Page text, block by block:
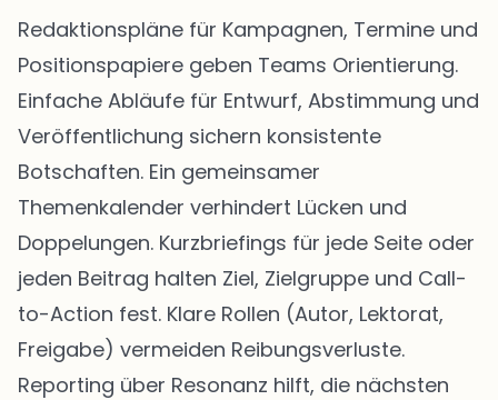
Redaktionspläne für Kampagnen, Termine und
Positionspapiere geben Teams Orientierung.
Einfache Abläufe für Entwurf, Abstimmung und
Veröffentlichung sichern konsistente
Botschaften. Ein gemeinsamer
Themenkalender verhindert Lücken und
Doppelungen. Kurzbriefings für jede Seite oder
jeden Beitrag halten Ziel, Zielgruppe und Call-
to-Action fest. Klare Rollen (Autor, Lektorat,
Freigabe) vermeiden Reibungsverluste.
Reporting über Resonanz hilft, die nächsten